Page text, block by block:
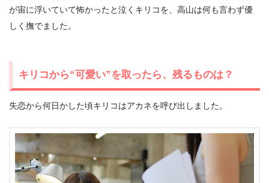
が宙に浮いていて怖かったと泣くキリコを、高山は何も言わず優
しく撫でました。
キリコから“可愛い”を取ったら、残るものは？
失恋から何日かした頃キリコはアカネを呼び出しました。